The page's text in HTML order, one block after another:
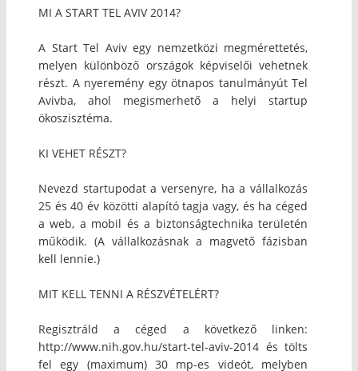
MI A START TEL AVIV 2014?
A Start Tel Aviv egy nemzetközi megmérettetés,
melyen különböző országok képviselői vehetnek
részt. A nyeremény egy ötnapos tanulmányút Tel
Avivba, ahol megismerhető a helyi startup
ökoszisztéma.
KI VEHET RÉSZT?
Nevezd startupodat a versenyre, ha a vállalkozás
25 és 40 év közötti alapító tagja vagy, és ha céged
a web, a mobil és a biztonságtechnika területén
működik. (A vállalkozásnak a magvető fázisban
kell lennie.)
MIT KELL TENNI A RÉSZVÉTELÉRT?
Regisztráld a céged a következő linken:
http://www.nih.gov.hu/start-tel-aviv-2014 és tölts
fel egy (maximum) 30 mp-es videót, melyben